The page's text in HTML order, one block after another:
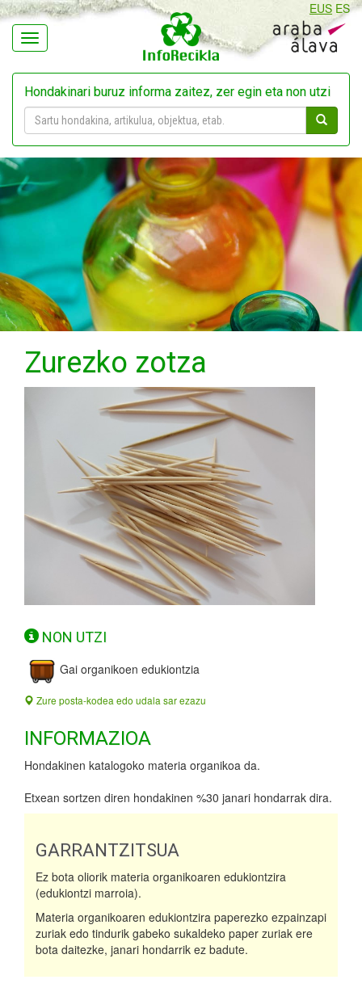
Navegación
EUS ES
Hondakinari buruz informa zaitez, zer egin eta non utzi
Zurezko zotza
NON UTZI
Gai organikoen edukiontzia
Zure posta-kodea edo udala sar ezazu
INFORMAZIOA
Hondakinen katalogoko materia organikoa da.
Etxean sortzen diren hondakinen %30 janari hondarrak dira.
GARRANTZITSUA
Ez bota oliorik materia organikoaren edukiontzira
(edukiontzi marroia).
Materia organikoaren edukiontzira paperezko ezpainzapi
zuriak edo tindurik gabeko sukaldeko paper zuriak ere
bota daitezke, janari hondarrik ez badute.